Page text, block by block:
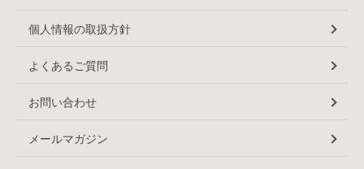
個人情報の取扱方針
よくあるご質問
お問い合わせ
メールマガジン